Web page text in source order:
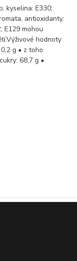
kyselina: E330;
antioxidanty:
E129 mohou
hodnoty
g • z toho
68,7 g •